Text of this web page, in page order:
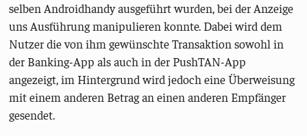
selben Androidhandy ausgeführt wurden, bei der Anzeige
uns Ausführung manipulieren konnte. Dabei wird dem
Nutzer die von ihm gewünschte Transaktion sowohl in
der Banking-App als auch in der PushTAN-App
angezeigt, im Hintergrund wird jedoch eine Überweisung
mit einem anderen Betrag an einen anderen Empfänger
gesendet.